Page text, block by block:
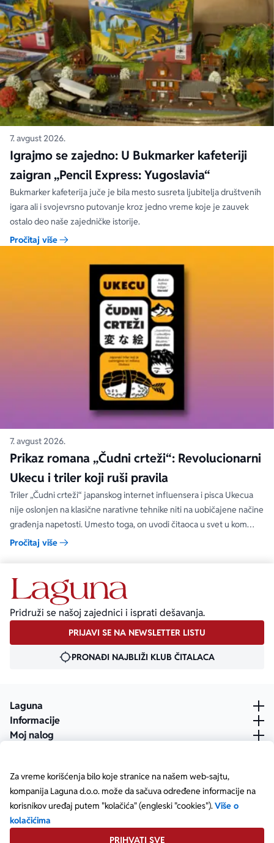
Za vreme korišćenja bilo koje stranice na našem web-sajtu,
kompanija Laguna d.o.o. može da sačuva određene informacije na
korisnikov uređaj putem "kolačića" (engleski "cookies").Više o
kolačićima
PRIHVATI SVE
7. avgust 2026.
Igrajmo se zajedno: U Bukmarker kafeteriji
zaigran „Pencil Express: Yugoslavia“
Bukmarker kafeterija juče je bila mesto susreta ljubitelja društvenih
igara ali i svojevrsno putovanje kroz jedno vreme koje je zauvek
ostalo deo naše zajedničke istorije.
Pročitaj više
7. avgust 2026.
Prikaz romana „Čudni crteži“: Revolucionarni
Ukecu i triler koji ruši pravila
Triler „Čudni crteži“ japanskog internet influensera i pisca Ukecua
nije oslonjen na klasične narativne tehnike niti na uobičajene načine
građenja napetosti. Umesto toga, on uvodi čitaoca u svet u kom
priložene ilustracije govore više od reči, a ono što je nacrtano često
Pročitaj više
Pridruži se našoj zajednici i isprati dešavanja.
PRIJAVI SE NA NEWSLETTER LISTU
PRONAĐI NAJBLIŽI KLUB ČITALACA
Laguna
Informacije
Moj nalog